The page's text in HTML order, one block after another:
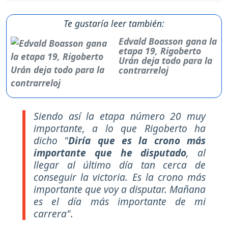
Te gustaría leer también:
Edvald Boasson gana la
etapa 19, Rigoberto
Urán deja todo para la
contrarreloj
Siendo así la etapa número 20 muy
importante, a lo que Rigoberto ha
dicho "Diría que es la crono más
importante que he disputado, al
llegar al último día tan cerca de
conseguir la victoria. Es la crono más
importante que voy a disputar. Mañana
es el día más importante de mi
carrera".